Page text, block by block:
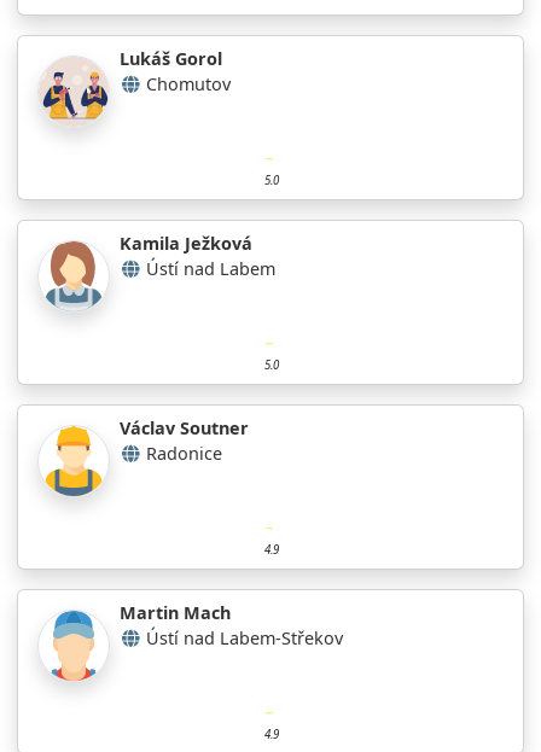
Lukáš Gorol
Chomutov
5.0
Kamila Ježková
Ústí nad Labem
5.0
Václav Soutner
Radonice
4.9
Martin Mach
Ústí nad Labem-Střekov
4.9